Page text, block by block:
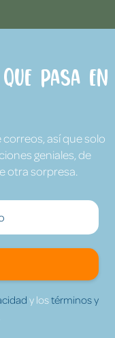
pasa en
así que solo
geniales, de
otra sorpresa.
y lostérminos y